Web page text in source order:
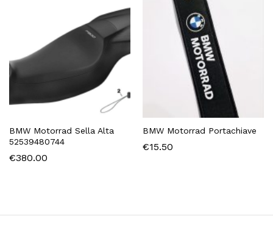
BMW Motorrad Sella Alta
52539480744
€380.00
BMW Motorrad Portachiave
€15.50